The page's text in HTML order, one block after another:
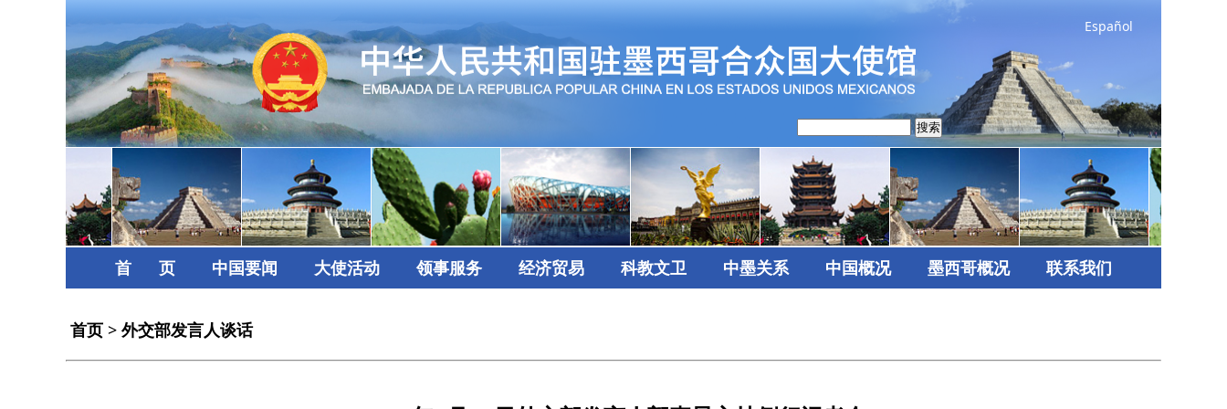
Español
搜索
首      页 中国要闻 大使活动 领事服务 经济贸易 科教文卫 中墨关系 中国概况 墨西哥概况 联系我们
首页 > 外交部发言人谈话